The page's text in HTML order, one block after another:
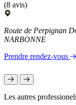
(8 avis)
Route de Perpignan
NARBONNE
Prendre rendez-vous
Les autres